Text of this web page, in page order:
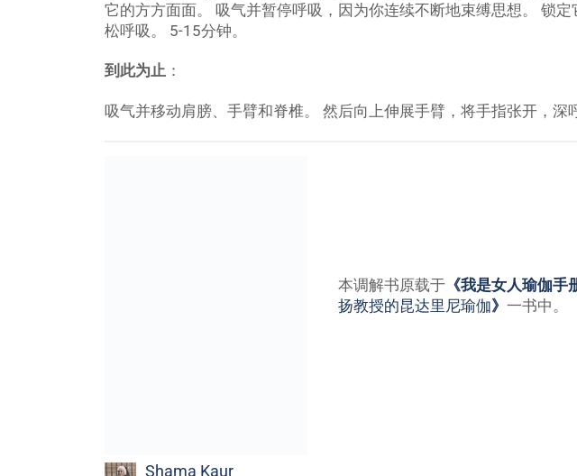
它的方方面面。 吸气并暂停呼吸，因为你连续不断地束缚思想。 锁定
松呼吸。 5-15分钟。
到此为止：
吸气并移动肩膀、手臂和脊椎。 然后向上伸展手臂，将手指张开，深
passion for this mission has taken her across the Middle East and